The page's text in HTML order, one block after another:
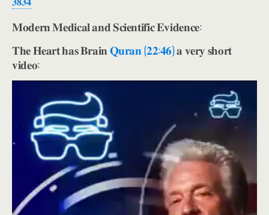
𝐌𝐨𝐝𝐞𝐫𝐧 𝐌𝐞𝐝𝐢𝐜𝐚𝐥 𝐚𝐧𝐝 𝐒𝐜𝐢𝐞𝐧𝐭𝐢𝐟𝐢𝐜 𝐄𝐯𝐢𝐝𝐞𝐧𝐜𝐞:
𝐓𝐡𝐞 𝐇𝐞𝐚𝐫𝐭 𝐡𝐚𝐬 𝐁𝐫𝐚𝐢𝐧𝐐𝐮𝐫𝐚𝐧 (𝟐𝟐:𝟒𝟔)𝐚 𝐯𝐞𝐫𝐲 𝐬𝐡𝐨𝐫𝐭
𝐯𝐢𝐝𝐞𝐨: